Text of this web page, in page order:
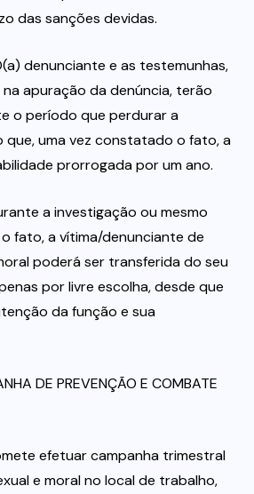
das sanções devidas.
denunciante e as testemunhas,
apuração da denúncia, terão
o período que perdurar a
que, uma vez constatado o fato, a
prorrogada por um ano.
a investigação ou mesmo
fato, a vítima/denunciante de
poderá ser transferida do seu
por livre escolha, desde que
da função e sua
DE PREVENÇÃO E COMBATE
efetuar campanha trimestral
e moral no local de trabalho,